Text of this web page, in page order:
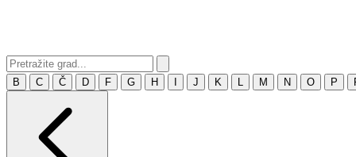
B C Č D F G H J K M N O P